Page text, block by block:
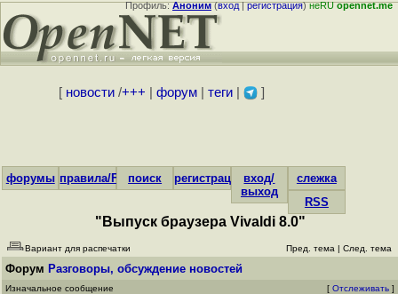
Профиль:Аноним(вход|регистрация)неRUopennet.me
[ новости/+++ форум| теги| ]
форумы правила/FAQпоиск регистрациявход/
выход
слежка
RSS
"Выпуск браузера Vivaldi 8.0"
Вариант для распечатки Пред. тема | След. тема
Форум Разговоры, обсуждение новостей
Изначальное сообщение [ Отслеживать ]